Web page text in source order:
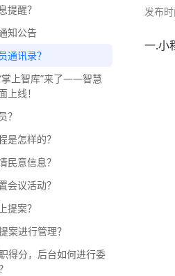
提醒？
知公告
通讯录？
掌上智库”来了——智慧
上线！
？
是怎样的？
民意信息？
会议活动？
提案？
案进行管理？
得分，后台如何进行委
发布
一.小